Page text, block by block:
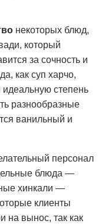
некоторых блюд,
который
за сочность и
как суп харчо,
степень
разнообразные
ванильный и
персонал
блюда —
хинкали —
клиенты
на вынос, так как